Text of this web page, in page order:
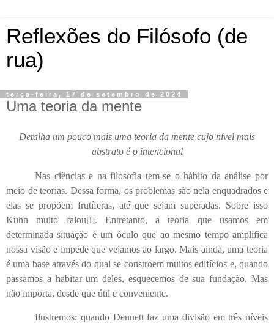
Reflexões do Filósofo (de
rua)
terça-feira, 17 de setembro de 2024
Uma teoria da mente
Detalha um pouco mais uma teoria da mente cujo nível mais
abstrato é o intencional
Nas ciências e na filosofia tem-se o hábito da análise por
meio de teorias. Dessa forma, os problemas são nela enquadrados e
elas se propõem frutíferas, até que sejam superadas. Sobre isso
Kuhn muito falou[i]. Entretanto, a teoria que usamos em
determinada situação é um óculo que ao mesmo tempo amplifica
nossa visão e impede que vejamos ao largo. Mais ainda, uma teoria
é uma base através do qual se constroem muitos edifícios e, quando
passamos a habitar um deles, esquecemos de sua fundação. Mas
não importa, desde que útil e conveniente.
Ilustremos: quando Dennett faz uma divisão em três níveis